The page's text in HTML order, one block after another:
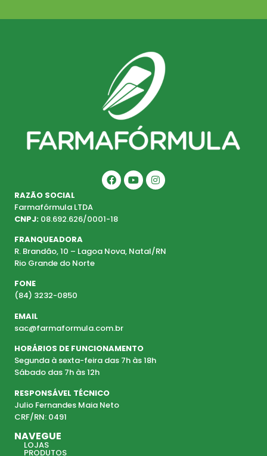
RAZÃO SOCIAL
Farmafórmula LTDA
CNPJ: 08.692.626/0001-18
FRANQUEADORA
R. Brandão, 10 – Lagoa Nova, Natal/RN
Rio Grande do Norte
FONE
(84) 3232-0850
EMAIL
sac@farmaformula.com.br
HORÁRIOS DE FUNCIONAMENTO
Segunda à sexta-feira das 7h às 18h
Sábado das 7h às 12h
RESPONSÁVEL TÉCNICO
Julio Fernandes Maia Neto
CRF/RN: 0491
NAVEGUE
LOJAS
PRODUTOS